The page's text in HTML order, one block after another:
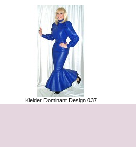
Kleider Dominant Design 037